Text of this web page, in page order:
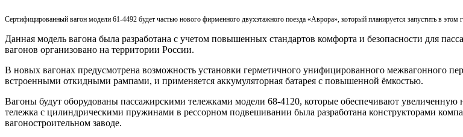
Сертифицированный вагон модели 61-4492 будет частью нового фирменного двухэтажного поезда «Аврора», который планируется запустить в
Данная модель вагона была разработана с учетом повышенных стандартов комфорта и безопасности для
вагонов организовано на территории России.
В новых вагонах предусмотрена возможность установки герметичного унифицированного межвагонного
встроенными откидными рампами, и применяется аккумуляторная батарея с повышенной ёмкостью.
Вагоны будут оборудованы пассажирскими тележками модели 68-4120, которые обеспечивают
тележка с цилиндрическими пружинами в рессорном подвешивании была разработана конструкторами
вагоностроительном заводе.